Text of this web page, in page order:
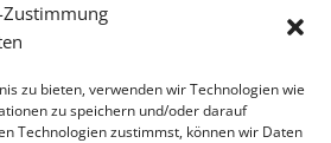
Zustimmung
zu bieten, verwenden wir Technologien wie
zu speichern und/oder darauf
Technologien zustimmst, können wir Daten